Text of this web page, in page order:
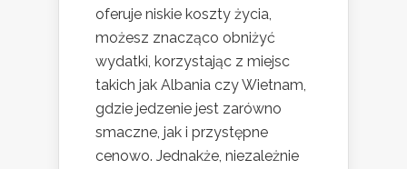
oferuje niskie koszty życia,
możesz znacząco obniżyć
wydatki, korzystając z miejsc
takich jak Albania czy Wietnam,
gdzie jedzenie jest zarówno
smaczne, jak i przystępne
cenowo. Jednakże, niezależnie